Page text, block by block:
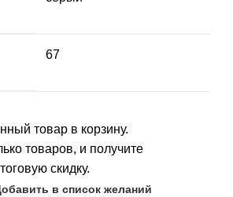
67
товар в корзину.
товаров, и получите
скидку.
в список желаний